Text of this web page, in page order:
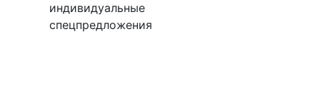
индивидуальные
спецпредложения